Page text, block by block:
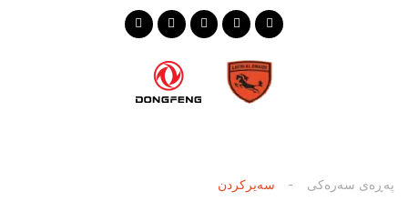
پەڕەی سەرەکی سەیرکردن